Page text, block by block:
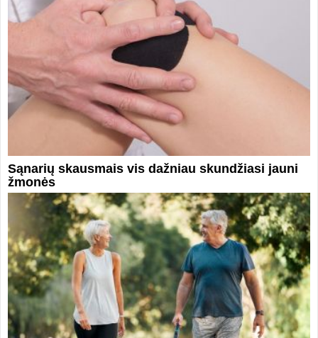
Sąnarių skausmais vis dažniau skundžiasi jauni
žmonės